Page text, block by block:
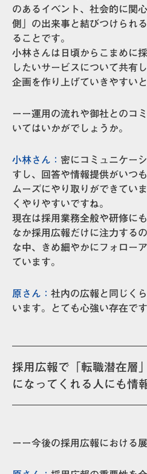
のあるイベント、社会的に関
側」の出来事と結びつけられ
ることです。
小林さんは日頃からこまめに
したいサービスについて共有
企画を作り上げていきやすいと
ーー運用の流れや御社とのコ
いてはいかがでしょうか。
小林さん： 密にコミュニケー
すし、回答や情報提供がいつ
ムーズにやり取りができてい
くやりやすいですね。
現在は採用業務全般や研修に
なか採用広報だけに注力する
な中、きめ細やかにフォロー
ています。
原さん： 社内の広報と同じく
います。とても心強い存在です
採用広報で「転職潜在層
になってくれる人にも情
ーー今後の採用広報における